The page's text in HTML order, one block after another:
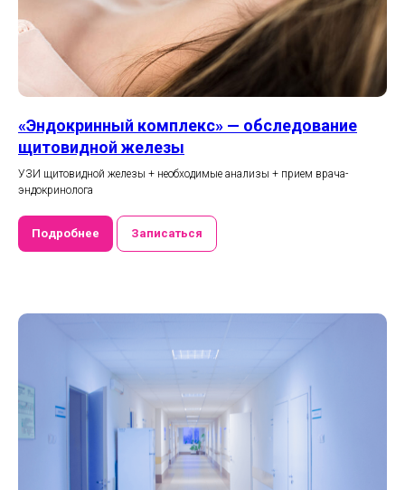
«Эндокринный комплекс» — обследование
щитовидной железы
УЗИ щитовидной железы + необходимые анализы + прием врача-
эндокринолога
Подробнее Записаться